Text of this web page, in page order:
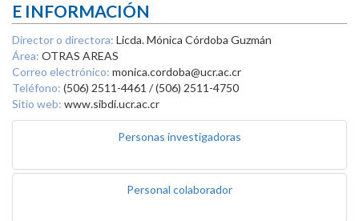
E INFORMACIÓN
Director o directora: Licda. Mónica Córdoba Guzmán
Área: OTRAS AREAS
Correo electrónico: monica.cordoba@ucr.ac.cr
Teléfono: (506) 2511-4461 / (506) 2511-4750
Sitio web: www.sibdi.ucr.ac.cr
Personas investigadoras
Personal colaborador